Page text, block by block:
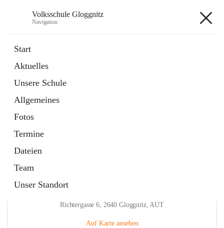
Volksschule Gloggnitz
Navigation
Start
Aktuelles
Unsere Schule
Allgemeines
Fotos
Termine
Dateien
Team
Unser Standort
Seite
in
Tab
Elternverein
öffnet
in
neuem
Tab
Richtergasse 6, 2640 Gloggnitz, AUT
Auf Karte ansehen